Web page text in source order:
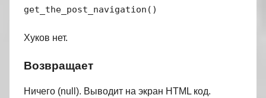
get_the_post _navigation()
Хуков нет.
Возвращает
Ничего (null). Выводит на экран HTML код.